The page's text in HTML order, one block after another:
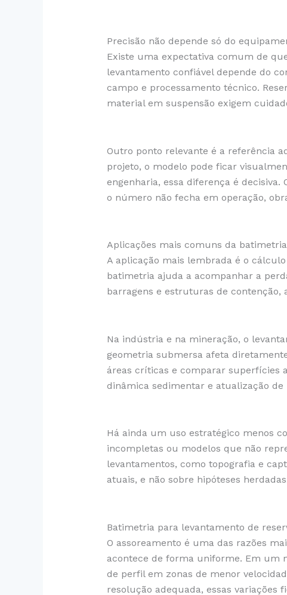
Precisão não depende só do
Existe uma expectativa comum de
levantamento confiável depende do
campo e processamento técnico.
material em suspensão exigem
Outro ponto relevante é a referência
projeto, o modelo pode ficar
engenharia, essa diferença é
o número não fecha em operação,
Aplicações mais comuns da
A aplicação mais lembrada é o
batimetria ajuda a acompanhar a
barragens e estruturas de contenção,
Na indústria e na mineração, o
geometria submersa afeta
áreas críticas e comparar superfícies
dinâmica sedimentar e atualização
Há ainda um uso estratégico menos
incompletas ou modelos que não
levantamentos, como topografia e
atuais, e não sobre hipóteses
Batimetria para levantamento de
O assoreamento é uma das razões
acontece de forma uniforme. Em um
de perfil em zonas de menor
resolução adequada, essas